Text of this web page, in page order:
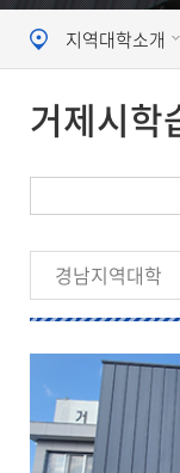
지역대학소개
거제시학
시설현황
대관안내
경남지역대학